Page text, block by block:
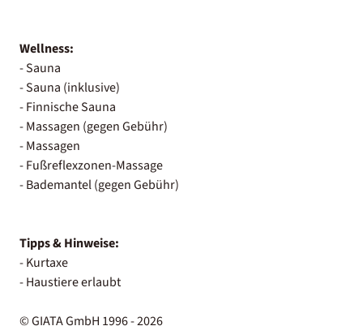
Wellness:
- Sauna
- Sauna (inklusive)
- Finnische Sauna
- Massagen (gegen Gebühr)
- Massagen
- Fußreflexzonen-Massage
- Bademantel (gegen Gebühr)
Tipps & Hinweise:
- Kurtaxe
- Haustiere erlaubt
© GIATA GmbH 1996 - 2026